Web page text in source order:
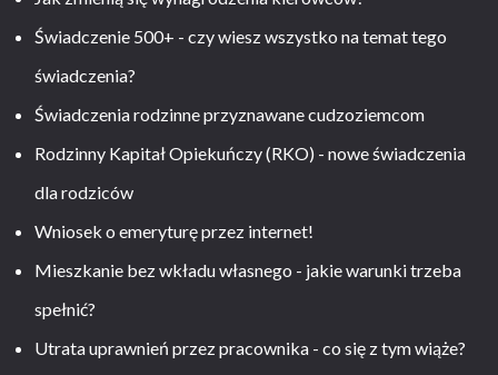
Świadczenie 500+ - czy wiesz wszystko na temat tego
świadczenia?
Świadczenia rodzinne przyznawane cudzoziemcom
Rodzinny Kapitał Opiekuńczy (RKO) - nowe świadczenia
dla rodziców
Wniosek o emeryturę przez internet!
Mieszkanie bez wkładu własnego - jakie warunki trzeba
spełnić?
Utrata uprawnień przez pracownika - co się z tym wiąże?